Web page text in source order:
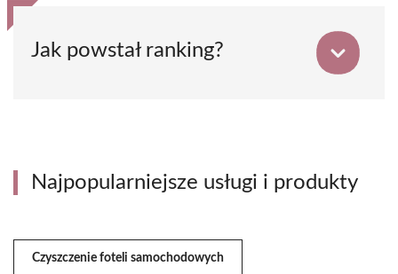
Jak powstał ranking?
Najpopularniejsze usługi i produkty
Czyszczenie foteli samochodowych